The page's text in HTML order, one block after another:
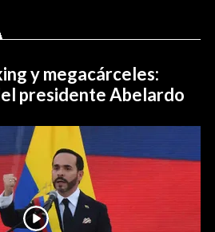
y megacárceles:
presidente Abelardo